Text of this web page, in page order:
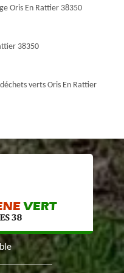
Oris En Rattier 38350
38350
verts Oris En Rattier